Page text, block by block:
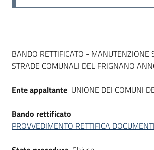
Dati del bando
BANDO RETTIFICATO - MANUTENZIONE
STRADE COMUNALI DEL FRIGNANO
Ente appaltante UNIONE DEI COMUNI
Bando rettificato
PROVVEDIMENTO RETTIFICA